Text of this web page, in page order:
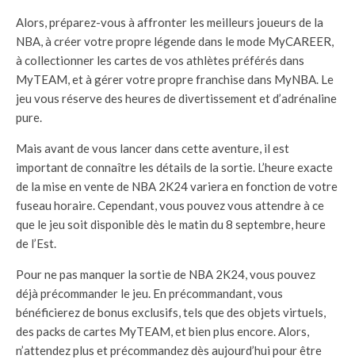
Alors, préparez-vous à affronter les meilleurs joueurs de la
NBA, à créer votre propre légende dans le mode MyCAREER,
à collectionner les cartes de vos athlètes préférés dans
MyTEAM, et à gérer votre propre franchise dans MyNBA. Le
jeu vous réserve des heures de divertissement et d’adrénaline
pure.
Mais avant de vous lancer dans cette aventure, il est
important de connaître les détails de la sortie. L’heure exacte
de la mise en vente de NBA 2K24 variera en fonction de votre
fuseau horaire. Cependant, vous pouvez vous attendre à ce
que le jeu soit disponible dès le matin du 8 septembre, heure
de l’Est.
Pour ne pas manquer la sortie de NBA 2K24, vous pouvez
déjà précommander le jeu. En précommandant, vous
bénéficierez de bonus exclusifs, tels que des objets virtuels,
des packs de cartes MyTEAM, et bien plus encore. Alors,
n’attendez plus et précommandez dès aujourd’hui pour être